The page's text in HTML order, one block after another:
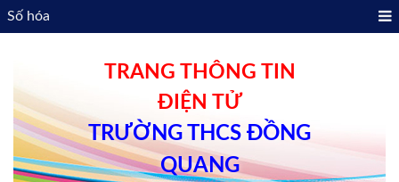
Số hóa
TRANG THÔNG TIN
ĐIỆN TỬ
TRƯỜNG THCS ĐỒNG
QUANG